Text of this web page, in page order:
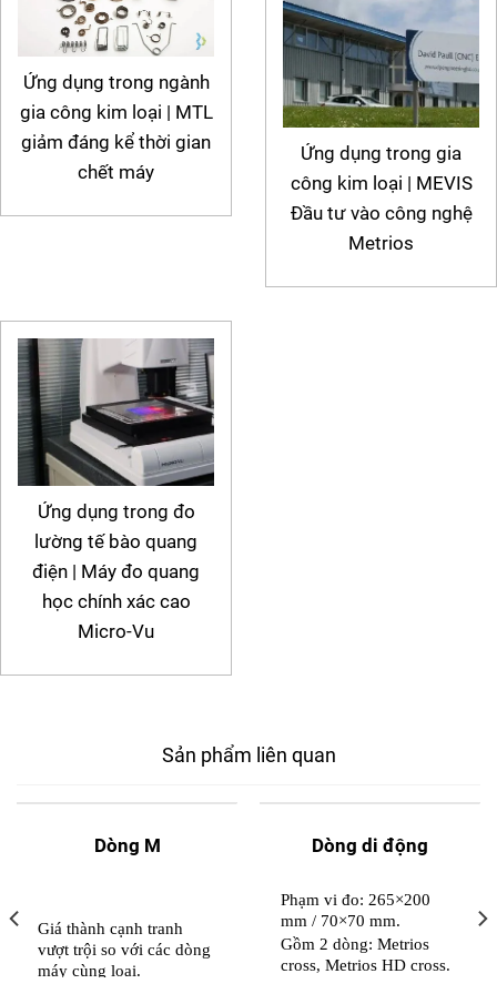
Ứng dụng trong ngành
gia công kim loại | MTL
giảm đáng kể thời gian
chết máy
Ứng dụng trong gia
công kim loại | MEVIS
Đầu tư vào công nghệ
Metrios
Ứng dụng trong đo
lường tế bào quang
điện | Máy đo quang
học chính xác cao
Micro-Vu
Sản phẩm liên quan
Dòng M
Giá thành cạnh tranh
vượt trội so với các dòng
máy cùng loại.
Dòng di động
Phạm vi đo: 265×200
mm / 70×70 mm.
Gồm 2 dòng: Metrios
cross, Metrios HD cross.